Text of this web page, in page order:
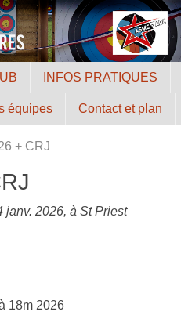
INFOS PRATIQUES
équipes Contact et plan
+ CRJ
janv. 2026, à St Priest
18m 2026